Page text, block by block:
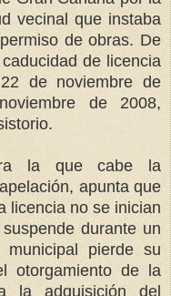
vecinal que instaba
de obras. De
de licencia
de noviembre de
de 2008,
la que cabe la
apunta que
licencia no se inician
durante un
pierde su
otorgamiento de la
la adquisición del